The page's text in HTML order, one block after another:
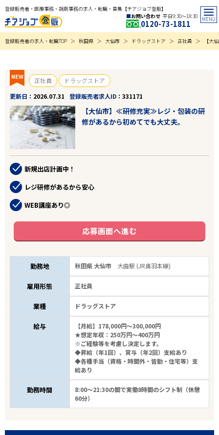
登録販売者・医療事務・調剤事務の求人・転職・募集【チアジョブ登販】
お問い合わせ 平日9:30〜18:30
0120-73-1811
登録販売者の求人・転職TOP 秋田県 大仙市 ドラッグストア 正社員 【大
NEW 正社員
ドラッグストア
更新日
2026.07.31 登録販売者求人ID 331171
【大仙市】≪研修充実≫レジ・包装の研
修があるから初めてでも大丈夫。
新規出店計画中！
レジ研修があるから安心
WEB講座あり◎
応募画面へ進む
勤務地 秋田県 大仙市 大曲駅 (JR奥羽本線)
雇用形態 正社員
業種 ドラッグストア
給与
【月給】178,000円～300,000円
★想定年収：250万円～400万円
※ご経験等を考慮し決定します。
◆昇給（年1回）、賞与（年2回）支給あり
◆各種手当（資格・時間外・皆勤・住宅等）支
給あり
勤務時間
8:00～21:30の間で実働8時間のシフト制（休憩
60分）